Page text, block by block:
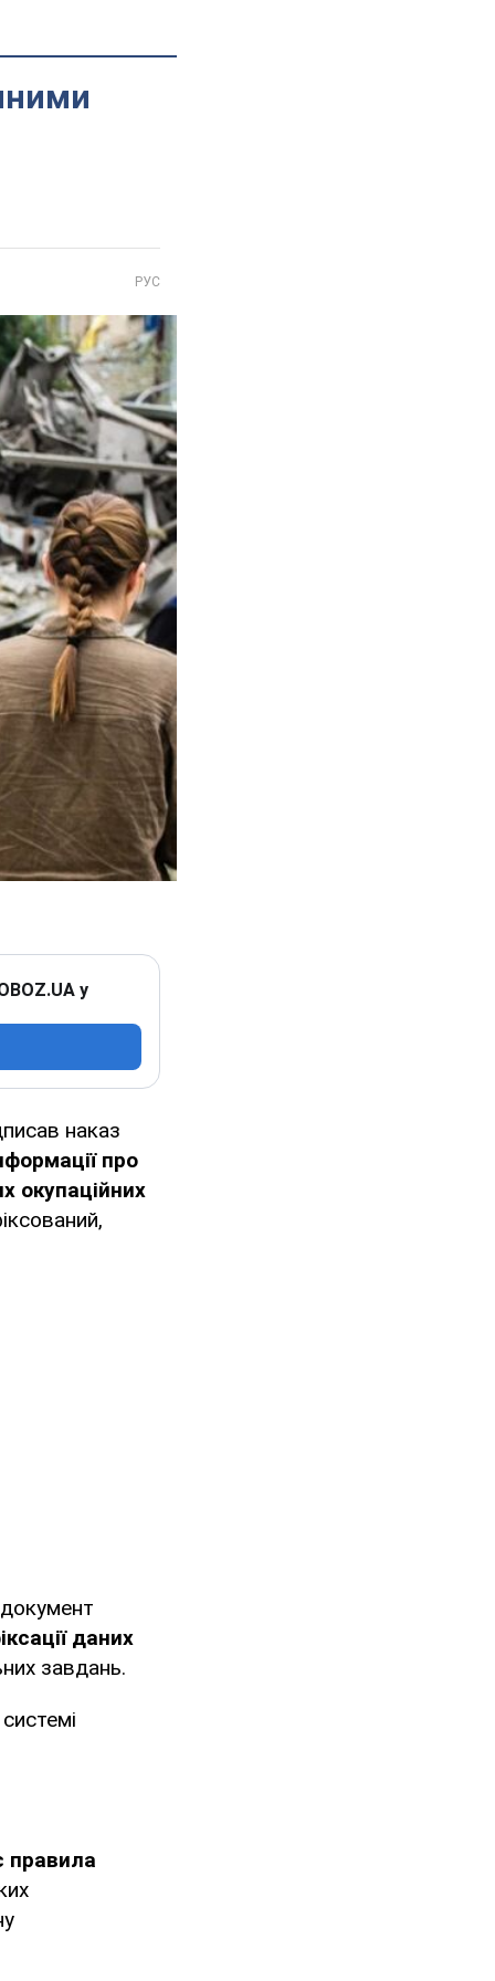
РУС
у
наказ
про
окупаційних
даних
завдань.
правила